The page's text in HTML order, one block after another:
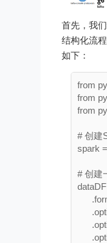
首先，我
结构化流
如下：
from
from
from
# 创建
spark
# 创建